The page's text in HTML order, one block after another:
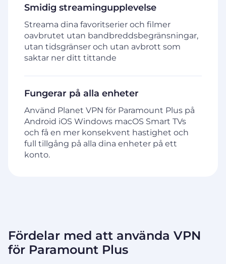
Smidig streamingupplevelse
Streama dina favoritserier och filmer
oavbrutet utan bandbreddsbegränsningar,
utan tidsgränser och utan avbrott som
saktar ner ditt tittande
Fungerar på alla enheter
Använd Planet VPN för Paramount Plus på
Android iOS Windows macOS Smart TVs
och få en mer konsekvent hastighet och
full tillgång på alla dina enheter på ett
konto.
Fördelar med att använda VPN
för Paramount Plus